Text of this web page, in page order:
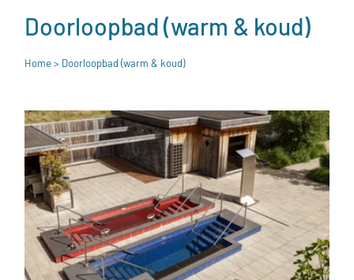
Doorloopbad (warm & koud)
Home> Doorloopbad (warm & koud)